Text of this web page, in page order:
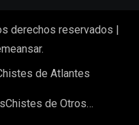
derechos reservados
.
de Atlantes
Chistes de Otros…